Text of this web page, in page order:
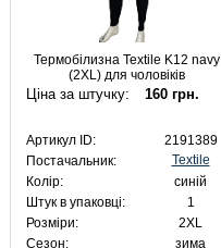
Термобілизна Textile K12 navy
(2XL) для чоловіків
Ціна за штучку: 160 грн.
Артикул ID:
2191389
Постачальник:
Textile
Колір:
синій
Штук в упаковці:
1
Розміри:
2XL
Сезон:
зима